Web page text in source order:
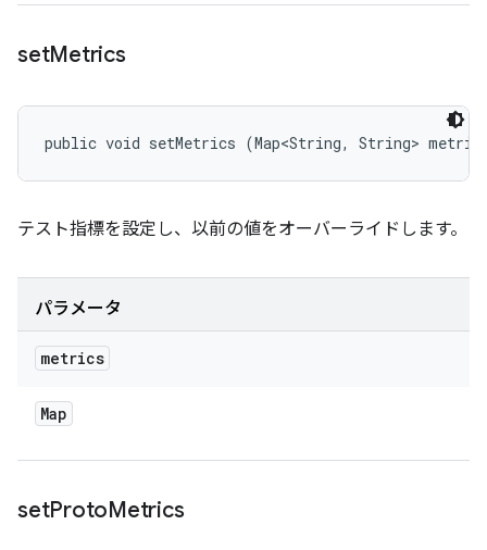
setMetrics
public void setMetrics (Map<String, String>
テスト指標を設定し、以前の値をオーバーライドします。
パラメータ
metrics
Map
setProtoMetrics